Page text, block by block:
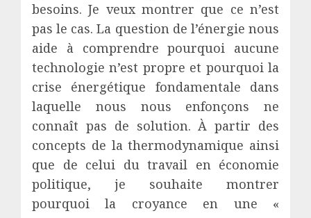
besoins. Je veux montrer que ce n’est
pas le cas. La question de l’énergie nous
aide à comprendre pourquoi aucune
technologie n’est propre et pourquoi la
crise énergétique fondamentale dans
laquelle nous nous enfonçons ne
connaît pas de solution. À partir des
concepts de la thermodynamique ainsi
que de celui du travail en économie
politique, je souhaite montrer
pourquoi la croyance en une «